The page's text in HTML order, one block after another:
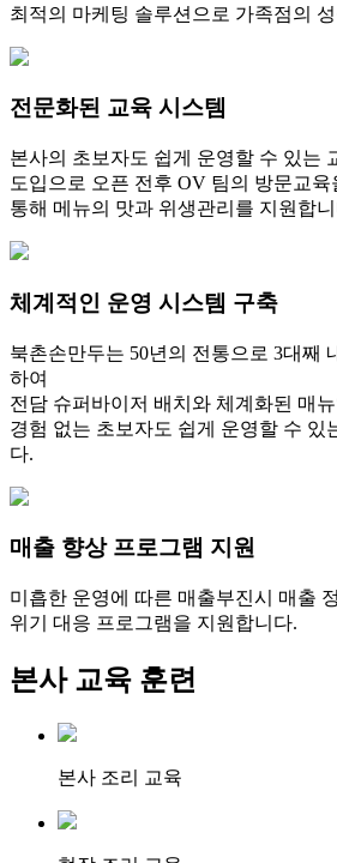
최적의 마케팅 솔루션으로 가족점의
전문화된 교육 시스템
본사의 초보자도 쉽게 운영할 수 있는
도입으로 오픈 전후 OV 팀의 방문교육
통해 메뉴의 맛과 위생관리를 지원합
체계적인 운영 시스템 구축
북촌손만두는 50년의 전통으로 3대째
하여
전담 슈퍼바이저 배치와 체계화된 매
경험 없는 초보자도 쉽게 운영할 수 있
다.
매출 향상 프로그램 지원
미흡한 운영에 따른 매출부진시 매출
위기 대응 프로그램을 지원합니다.
본사 교육 훈련
본사 조리 교육